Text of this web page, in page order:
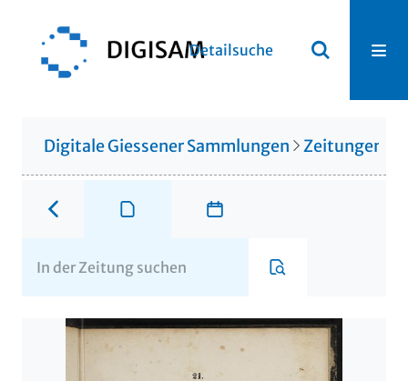
Detailsuche
Digitale Giessener Sammlungen Zeitungen